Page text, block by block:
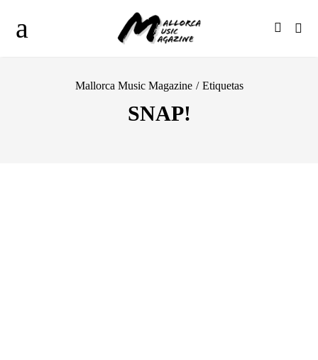
Mallorca Music Magazine / Etiquetas
SNAP!